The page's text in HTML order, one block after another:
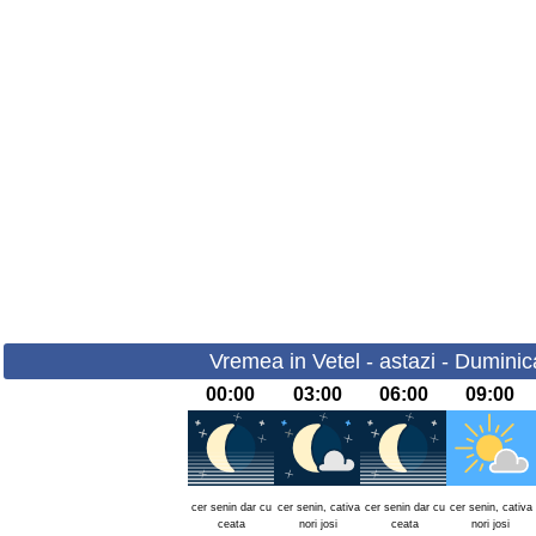
Vremea in Vetel - astazi -
00:00 03:00 06:00 09:00
cer senin dar cu
ceata
cer senin, cativa
nori josi
cer senin dar cu
ceata
cer senin, cativa
nori josi